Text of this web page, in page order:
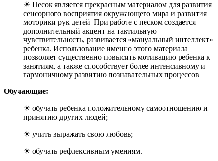
☀ Песок является прекрасным материалом для развития
сенсорного восприятия окружающего мира и развития
моторики рук детей. При работе с песком создается
дополнительный акцент на тактильную
чувствительность, развивается «мануальный интеллект»
ребенка. Использование именно этого материала
позволяет существенно повысить мотивацию ребенка к
занятиям, а также способствует более интенсивному и
гармоничному развитию познавательных процессов.
Обучающие:
☀ обучать ребенка положительному самоотношению и
принятию других людей;
☀ учить выражать свою любовь;
☀ обучать рефлексивным умениям.